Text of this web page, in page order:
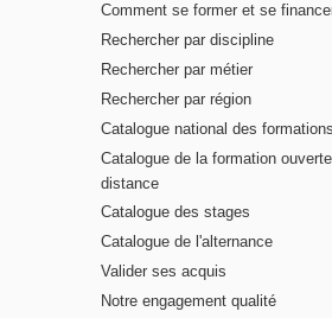
Comment se former et se
Rechercher par discipline
Rechercher par métier
Rechercher par région
Catalogue national des formations
Catalogue de la formation
distance
Catalogue des stages
Catalogue de l'alternance
Valider ses acquis
Notre engagement qualité